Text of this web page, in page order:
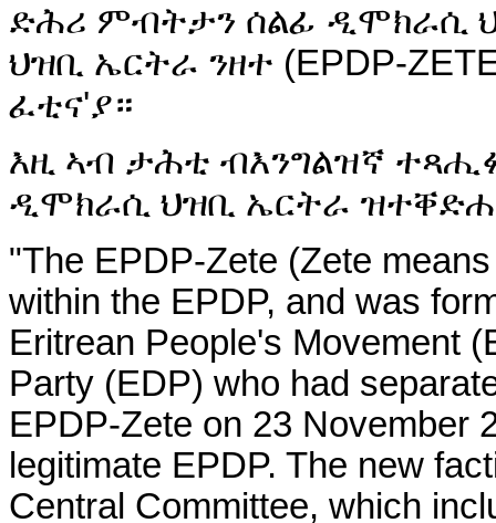
ድሕሪ ምብትታን ሰልፊ ዲሞክራሲ
ህዝቢ ኤርትራ ንዘተ (EPDP-
ፈቲና'ያ።
እዚ ኣብ ታሕቲ ብእንግልዝኛ
ዲሞክራሲ ህዝቢ ኤርትራ
"The EPDP-Zete (Zete
within the EPDP, and was
Eritrean People's Movement
Party (EDP) who had
EPDP-Zete on 23 November
legitimate EPDP. The new
Central Committee, which